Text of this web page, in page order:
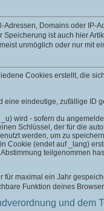
Adressen, Domains oder
ist auch hier
unmöglich oder nur mit
Cookies erstellt, die
eine eindeutige, zufällige ID
wird - sofern du
Schlüssel, der für die
werden, um zu
Cookie (endet auf _lang)
teilgenommen
maximal ein Jahr
Funktion deines
und dem